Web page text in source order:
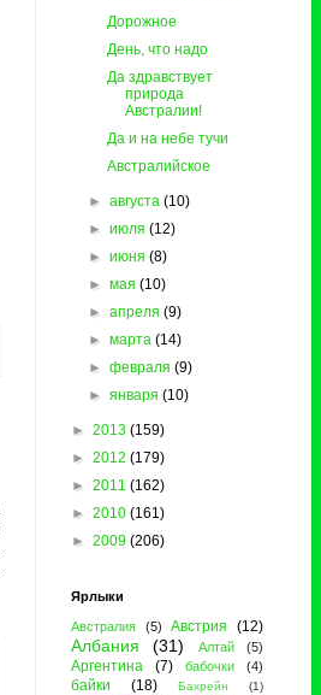
Дорожное
День, что надо
Да здравствует
природа
Австралии!
Да и на небе тучи
Австралийское
►августа(10)
►июля(12)
►июня(8)
►мая(10)
►апреля(9)
►марта(14)
►февраля(9)
►января(10)
► 2013 (159)
► 2012 (179)
► 2011 (162)
► 2010 (161)
► 2009 (206)
Ярлыки
Австралия (5) Австрия (12)
Албания (31) Алтай (5)
Аргентина (7) бабочки (4)
байки (18) Бахрейн (1)